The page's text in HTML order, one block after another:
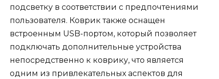
подсветку в соответствии с предпочтениями
пользователя. Коврик также оснащен
встроенным USB-портом, который позволяет
подключать дополнительные устройства
непосредственно к коврику, что является
одним из привлекательных аспектов для